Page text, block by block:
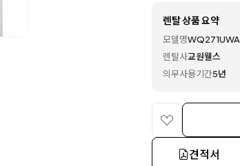
렌탈 상품 요약
모델명WQ271UWA
렌탈사교원웰스
의무사용기간5년
견적서